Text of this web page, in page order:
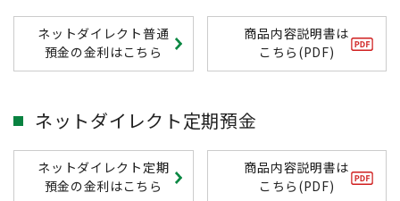
ネットダイレクト普通
預金の金利はこちら
商品内容説明書は
こちら(PDF)
ネットダイレクト定期預金
ネットダイレクト定期
預金の金利はこちら
商品内容説明書は
こちら(PDF)